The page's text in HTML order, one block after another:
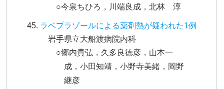
○今泉ちひろ，川端良成，北林 淳
ラベプラゾールによる薬剤熱が疑われた1例
岩手県立大船渡病院内科
○郷内貴弘，久多良徳彦，山本一
成，小田知靖，小野寺美緒，岡野
継彦